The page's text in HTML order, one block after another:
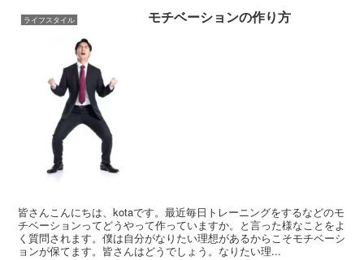
ライフスタイル モチベーションの作り方
皆さんこんにちは、kotaです。最近毎日トレーニングをするなどのモ
チベーションってどうやって作っていますか。と言った様なことをよ
く質問されます。僕は自分がなりたい理想があるからこそモチベーシ
ョンが保てます。皆さんはどうでしょう。なりたい理...